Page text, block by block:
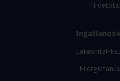
Lakáshitel-